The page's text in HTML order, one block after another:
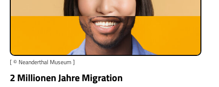
[ © Neanderthal Museum ]
2 Millionen Jahre Migration